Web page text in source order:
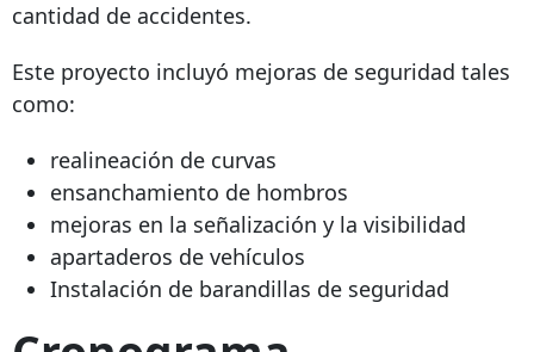
cantidad de accidentes.
Este proyecto incluyó mejoras de seguridad tales
como:
realineación de curvas
ensanchamiento de hombros
mejoras en la señalización y la visibilidad
apartaderos de vehículos
Instalación de barandillas de seguridad